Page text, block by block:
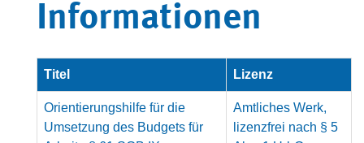
Informationen
Titel Lizenz
Orientierungshilfe für die
Umsetzung des Budgets für
Amtliches Werk,
lizenzfrei nach § 5